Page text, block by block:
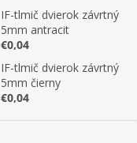
IF-tlmič dvierok závrtný
5mm antracit
€0,04
IF-tlmič dvierok závrtný
5mm čierny
€0,04